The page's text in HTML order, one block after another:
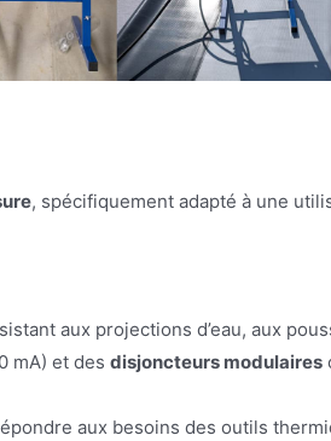
, spécifiquement adapté à une
aux projections d’eau, aux
mA) et des disjoncteurs modulaires
aux besoins des outils